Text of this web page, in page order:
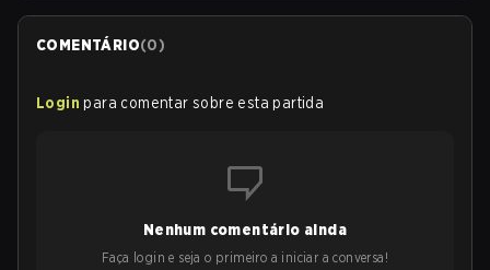
COMENTÁRIO(0)
Login para comentar sobre esta partida
Nenhum comentário ainda
Faça login e seja o primeiro a iniciar a conversa!